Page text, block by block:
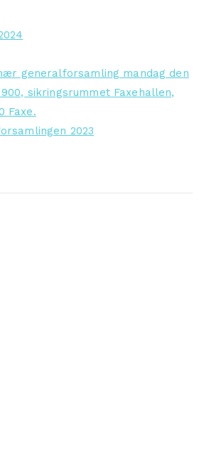
generalforsamling mandag den
sikringsrummet Faxehallen,
Faxe.
2023